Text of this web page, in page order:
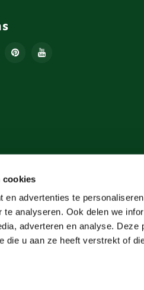
cookies
en advertenties te
te analyseren. Ook delen we
adverteren en analyse. Deze
die u aan ze heeft verstrekt of